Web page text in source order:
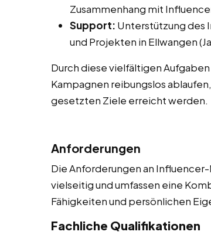
Zusammenhang mit
Support: Unterstützung des
und Projekten in Ellwangen
Durch diese vielfältigen
Kampagnen reibungslos
gesetzten Ziele erreicht werden.
Anforderungen
Die Anforderungen an
vielseitig und umfassen eine
Fähigkeiten und persönlichen
Fachliche Qualifikationen